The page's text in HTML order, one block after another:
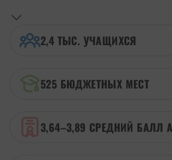
Учреждение готовит специалистов и
квалифицированных рабочих и
предприятий Амурской области, в
предприятий территорий
«Профессионалитет» кластер
колледж создал 14 зон под вид работ.
2,4 ТЫС. УЧАЩИХСЯ
525 БЮДЖЕТНЫХ МЕСТ
3,64–3,89 СРЕДНИЙ БАЛЛ